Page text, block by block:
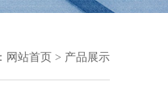
网站首页 > 产品展示